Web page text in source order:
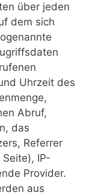
über jeden
dem sich
Uhrzeit des
Abruf,
das
Referrer
IP-
Provider.
aus